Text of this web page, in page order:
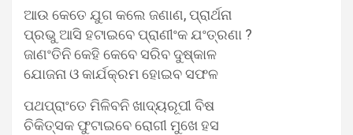
ଆଉ କେତେ ଯୁଗ କଲେ ଜଣାଣ, ପ୍ରାର୍ଥନା
ପ୍ରଭୁ ଆସି ହଟାଇବେ ପ୍ରାଣୀଂକ ଯଂତ୍ରଣା ?
ଜାଣଂତିନି କେହି କେବେ ସରିବ ଦୁଷ୍କାଳ
ଯୋଜନା ଓ କାର୍ଯକ୍ରମ ହୋଇବ ସଫଳ
ପଥପ୍ରାଂତେ ମିଳିବନି ଖାଦ୍ୟରୂପୀ ବିଷ
ଚିକିତ୍ସକ ଫୁଟାଇବେ ରୋଗୀ ମୁଖେ ହସ